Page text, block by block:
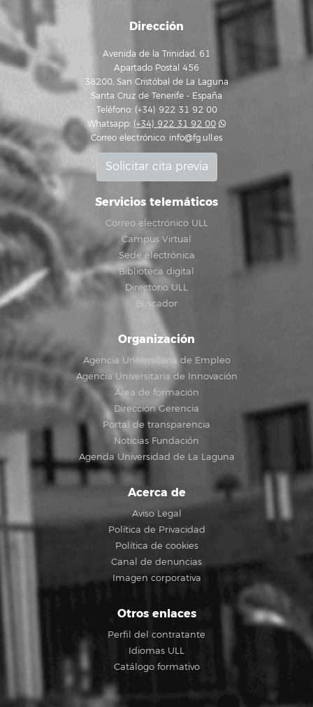
Dirección
Avenida de la Trinidad, 61
Apartado Postal 456
38200, San Cristóbal de La Laguna
Santa Cruz de Tenerife - España
Teléfono: (+34) 922 31 92 00
Whatsapp: (+34) 922 31 92 00
Correo electrónico: info@fg.ull.es
Solicitar cita previa
Servicios telemáticos
Correo electrónico ULL
Campus Virtual
Sede electrónica
Biblioteca digital
Directorio ULL
Buscador
Organización
Agencia Universitaria de Empleo
Agencia Universitaria de Innovación
Área de formación
Dirección Gerencia
Portal de transparencia
Noticias Fundación
Agenda Universidad de La Laguna
Acerca de
Aviso Legal
Política de Privacidad
Política de cookies
Canal de denuncias
Imagen corporativa
Otros enlaces
Perfil del contratante
Idiomas ULL
Catálogo formativo